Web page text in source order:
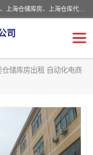
上海星力仓储服务有限公司从事：上海仓储服务、上海仓储库房、上海仓库代运营、上海仓库对外出租、上海仓库外包、上海三方仓储、上海电商仓储代发、上海电商代发货仓库、上海托管仓库、上海仓储配送。上海星力仓储服务有限公司现在拥有100个分仓、10万余平方的标准库房，精炼员工几百名，与几千家客户合作，公司已跻身上海仓储行业前列。欢迎来电咨询！
司
仓储库房出租 自动化电商
海仓库外包
海托管仓库